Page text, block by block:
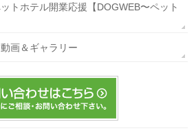
トホテル開業応援【DOGWEB〜ペット
画＆ギャラリー